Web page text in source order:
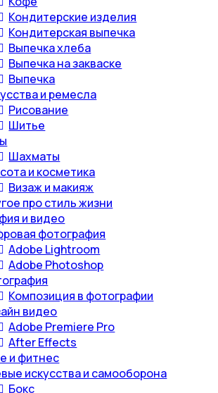
Кондитерские изделия
Кондитерская выпечка
Выпечка хлеба
Выпечка на закваске
Выпечка
и ремесла
Рисование
Шитье
Шахматы
и косметика
Визаж и макияж
про стиль жизни
и видео
фотография
Adobe Lightroom
Adobe Photoshop
Композиция в фотографии
видео
Adobe Premiere Pro
After Effects
и фитнес
искусства и самооборона
Бокс